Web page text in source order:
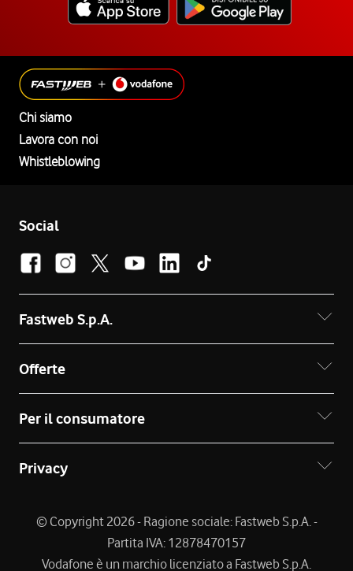
Chi siamo
Lavora con noi
Whistleblowing
Social
Fastweb S.p.A.
Offerte
Per il consumatore
Privacy
© Copyright 2026 - Ragione sociale: Fastweb S.p.A. -
Partita IVA: 12878470157
Vodafone è un marchio licenziato a Fastweb S.p.A.